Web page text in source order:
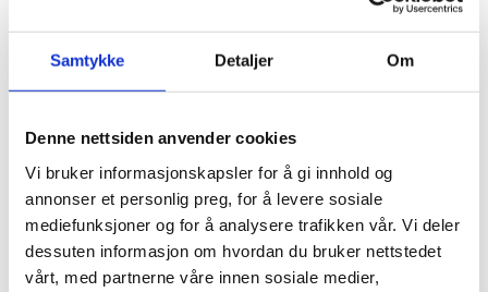
Samtykke Detaljer Om
Denne nettsiden anvender cookies
Vi bruker informasjonskapsler for å gi innhold og
annonser et personlig preg, for å levere sosiale
mediefunksjoner og for å analysere trafikken vår. Vi deler
dessuten informasjon om hvordan du bruker nettstedet
vårt, med partnerne våre innen sosiale medier,
T:+47 454 26 472
E:stufte@snadvokat.no
Silje er prosjekt- og advokatmedarbeider i
Svensson Nøkleby.